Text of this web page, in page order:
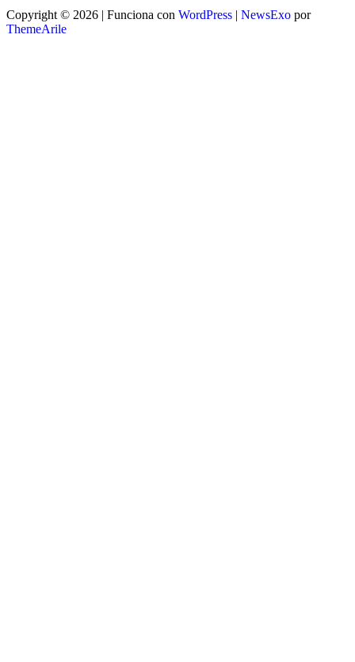
Copyright © 2026 | Funciona con WordPress | NewsExo por
ThemeArile